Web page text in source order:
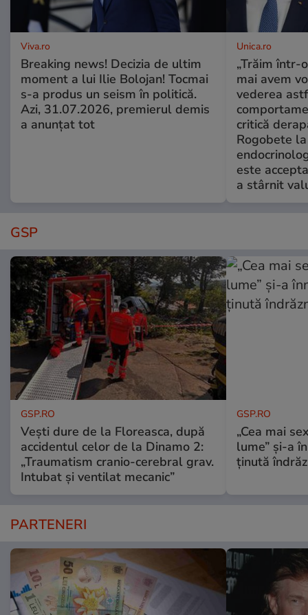
Viva.ro
Breaking news! Decizia de ultim
moment a lui Ilie Bolojan! Tocmai
s-a produs un seism în politică.
Azi, 31.07.2026, premierul demis
a anunțat tot
Unica.ro
„Trăim într-
mai avem
vederea
critică
Rogobete
este
a stârnit
GSP
GSP.RO
Vești dure de la Floreasca, după
accidentul celor de la Dinamo 2:
„Traumatism cranio-cerebral grav.
Intubat și ventilat mecanic”
GSP.RO
„Cea mai
lume” și-a
ținută
PARTENERI